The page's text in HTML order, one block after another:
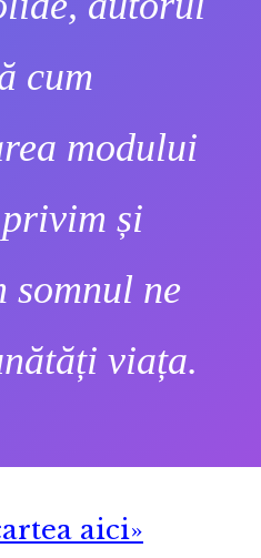
cum
modului
și
somnul ne
viața.
aici»